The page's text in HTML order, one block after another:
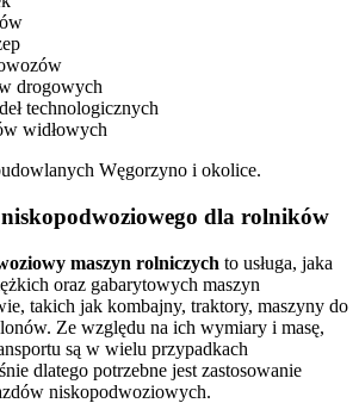
drogowych
technologicznych
widłowych
niskopodwoziowego dla rolników
maszyn rolniczych to usługa, jaka
oraz gabarytowych maszyn
takich jak kombajny, traktory, maszyny do
Ze względu na ich wymiary i masę,
są w wielu przypadkach
dlatego potrzebne jest zastosowanie
niskopodwoziowych.